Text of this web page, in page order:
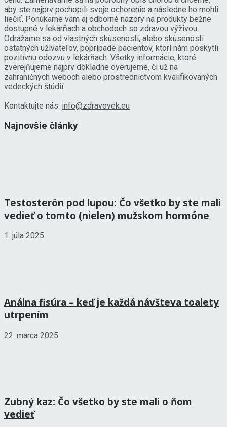
aby ste najprv pochopili svoje ochorenie a následne ho mohli
liečiť. Ponúkame vám aj odborné názory na produkty bežne
dostupné v lekárňach a obchodoch so zdravou výživou.
Odrážame sa od vlastných skúseností, alebo skúseností
ostatných užívateľov, poprípade pacientov, ktorí nám poskytli
pozitívnu odozvu v lekárňach. Všetky informácie, ktoré
zverejňujeme najprv dôkladne overujeme, či už na
zahraničných weboch alebo prostredníctvom kvalifikovaných
vedeckých štúdií.
Kontaktujte nás: info@zdravovek.eu
Najnovšie články
Testosterón pod lupou: Čo všetko by ste mali
vedieť o tomto (nielen) mužskom hormóne
1. júla 2025
Análna fisúra – keď je každá návšteva toalety
utrpením
22. marca 2025
Zubný kaz: Čo všetko by ste mali o ňom
vedieť